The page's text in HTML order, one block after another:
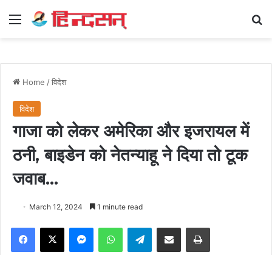
Menu
Home /विदेश
विदेश
गाजा को लेकर अमेरिका और इजरायल में
ठनी, बाइडेन को नेतन्याहू ने दिया तो टूक
जवाब…
March 12, 2024 1 minute read
Facebook
X MessengerWhatsAppTelegramShare via Email Print